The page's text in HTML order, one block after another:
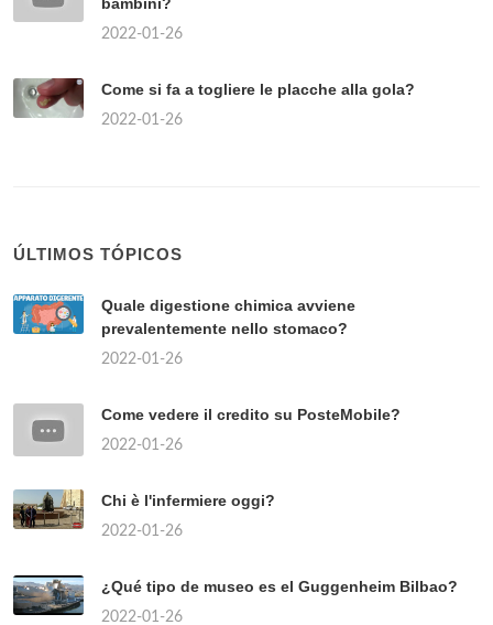
bambini?
2022-01-26
Come si fa a togliere le placche alla gola?
2022-01-26
ÚLTIMOS TÓPICOS
Quale digestione chimica avviene
prevalentemente nello stomaco?
2022-01-26
Come vedere il credito su PosteMobile?
2022-01-26
Chi è l'infermiere oggi?
2022-01-26
¿Qué tipo de museo es el Guggenheim Bilbao?
2022-01-26